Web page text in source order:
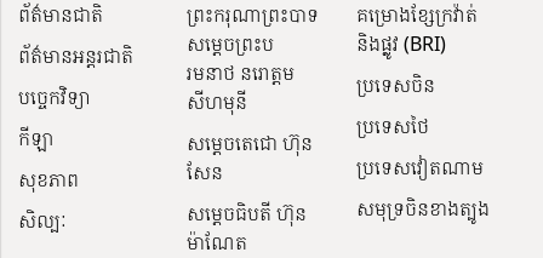
ព័ត៌មានជាតិ
ព័ត៌មានអន្តរជាតិ
បច្ចេកវិទ្យា
កីឡា
សុខភាព
សិល្បៈ
ព្រះករុណាព្រះបាទ
សម្តេចព្រះប
រមនាថ នរោត្តម
សីហមុនី
សម្តេចតេជោ ហ៊ុន
សែន
សម្ដេចធិបតី ហ៊ុន
ម៉ាណែត
គម្រោងខ្សែក្រវ៉ាត់
និងផ្លូវ (BRI)
ប្រទេសចិន
ប្រទេសថៃ
ប្រទេសវៀតណាម
សមុទ្រចិនខាងត្បូង